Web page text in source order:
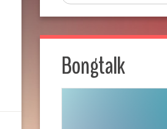
Bongtalk